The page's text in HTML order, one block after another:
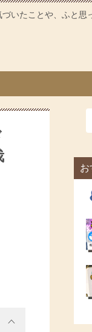
いたことや、ふと
お